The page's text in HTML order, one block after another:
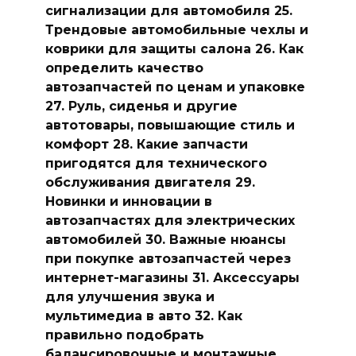
сигнализации для автомобиля 25.
Трендовые автомобильные чехлы и
коврики для защиты салона 26. Как
определить качество
автозапчастей по ценам и упаковке
27. Руль, сиденья и другие
автотовары, повышающие стиль и
комфорт 28. Какие запчасти
пригодятся для технического
обслуживания двигателя 29.
Новинки и инновации в
автозапчастях для электрических
автомобилей 30. Важные нюансы
при покупке автозапчастей через
интернет-магазины 31. Аксессуары
для улучшения звука и
мультимедиа в авто 32. Как
правильно подобрать